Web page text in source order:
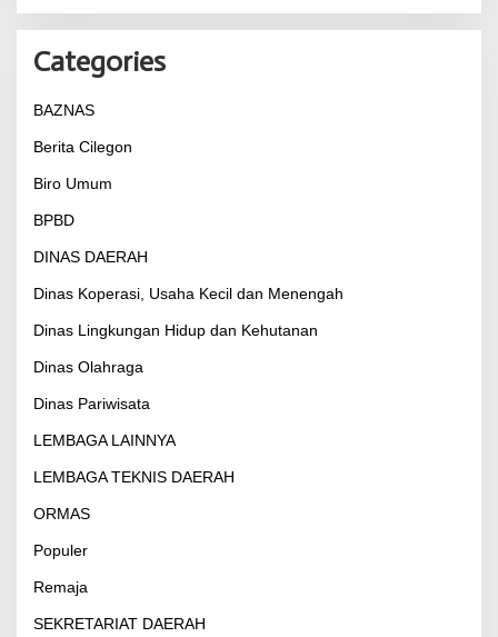
Categories
BAZNAS
Berita Cilegon
Biro Umum
BPBD
DINAS DAERAH
Dinas Koperasi, Usaha Kecil dan Menengah
Dinas Lingkungan Hidup dan Kehutanan
Dinas Olahraga
Dinas Pariwisata
LEMBAGA LAINNYA
LEMBAGA TEKNIS DAERAH
ORMAS
Populer
Remaja
SEKRETARIAT DAERAH